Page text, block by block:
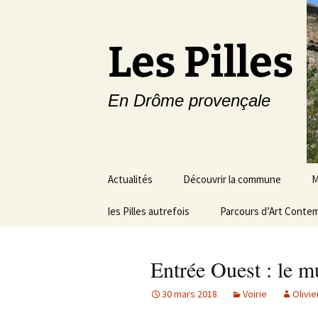
Les Pilles
En Drôme provençale
Aller
contenu
Actualités Découvrir la commune
Le mot du maire
Plans du village
les Pilles autrefois Parcours d’Art
Entrée Ouest : le
30 mars 2018 Voirie